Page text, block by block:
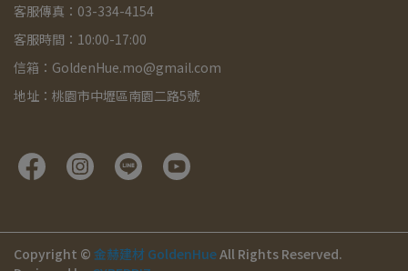
客服傳真：03-334-4154
客服時間：10:00-17:00
信箱：GoldenHue.mo@gmail.com
地址：桃園市中壢區南園二路5號
Copyright © 金赫建材 GoldenHueAll Rights Reserved.